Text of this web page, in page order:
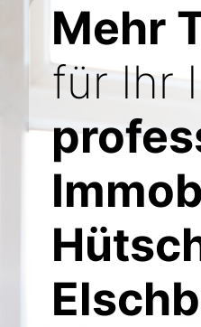
Mehr
für Ihr